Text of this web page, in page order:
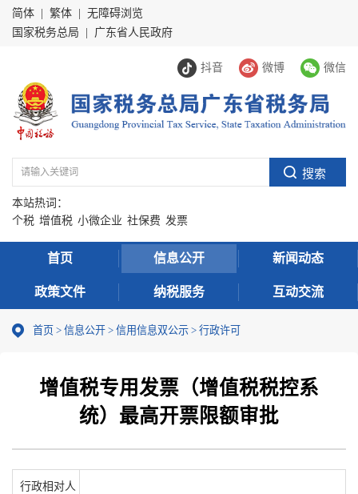
简体 繁体
无障碍浏览
国家税务总局
广东省人民政府
抖音 微博 微信
本站热词：
个税 增值税 小微企业 社保费 发票
首页 信息公开 新闻动态
政策文件 纳税服务 互动交流
首页 > 信息公开 > 信用信息双公示 > 行政许可
增值税专用发票（增值税税控系
统）最高开票限额审批
行政相对人